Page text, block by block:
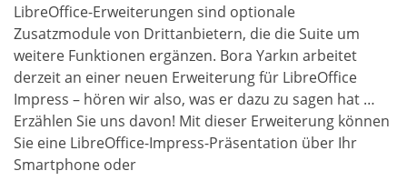
LibreOffice-Erweiterungen sind optionale
Zusatzmodule von Drittanbietern, die die Suite um
weitere Funktionen ergänzen. Bora Yarkın arbeitet
derzeit an einer neuen Erweiterung für LibreOffice
Impress – hören wir also, was er dazu zu sagen hat …
Erzählen Sie uns davon! Mit dieser Erweiterung können
Sie eine LibreOffice-Impress-Präsentation über Ihr
Smartphone oder